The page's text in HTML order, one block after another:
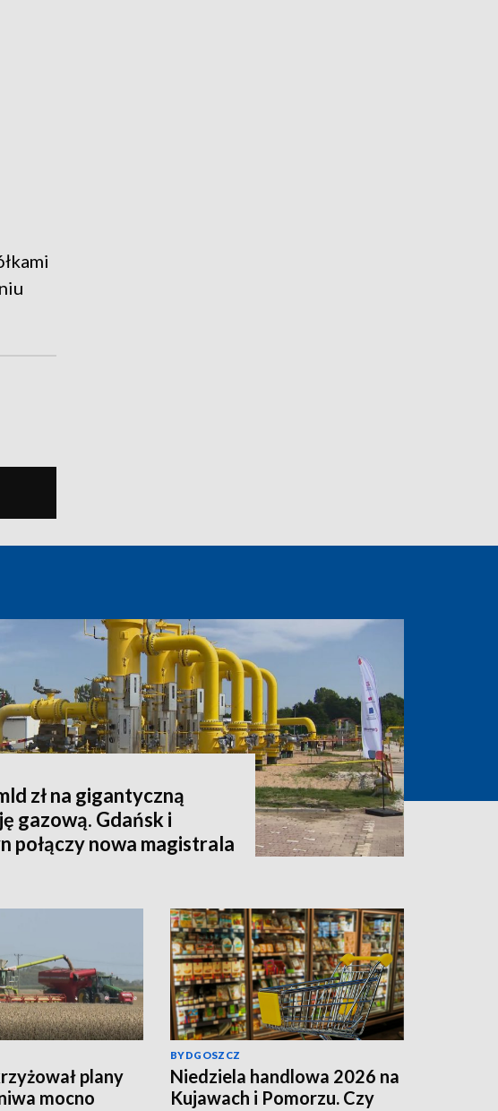
zł na gigantyczną
gazową. Gdańsk i
połączy nowa magistrala
plany
mocno
BYDGOSZCZ
Niedziela handlowa 2026 na
Kujawach i Pomorzu. Czy